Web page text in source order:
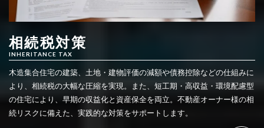
相続税対策
INHERITANCE TAX
木造集合住宅の建築、土地・建物評価の減額や債務控除などの仕組みに
より、相続税の大幅な圧縮を実現。また、短工期・高収益・環境配慮型
の住宅により、早期の収益化と資産保全を両立。不動産オーナー様の相
続リスクに備えた、実践的な対策をサポートします。